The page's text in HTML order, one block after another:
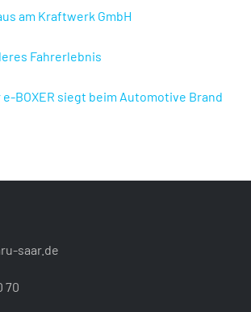
am Kraftwerk GmbH
Fahrerlebnis
BOXER siegt beim Automotive Brand
saar.de
70